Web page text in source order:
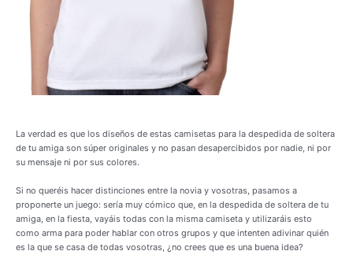
La verdad es que los diseños de estas camisetas para la despedida de soltera
de tu amiga son súper originales y no pasan desapercibidos por nadie, ni por
su mensaje ni por sus colores.
Si no queréis hacer distinciones entre la novia y vosotras, pasamos a
proponerte un juego: sería muy cómico que, en la despedida de soltera de tu
amiga, en la fiesta, vayáis todas con la misma camiseta y utilizaráis esto
como arma para poder hablar con otros grupos y que intenten adivinar quién
es la que se casa de todas vosotras, ¿no crees que es una buena idea?